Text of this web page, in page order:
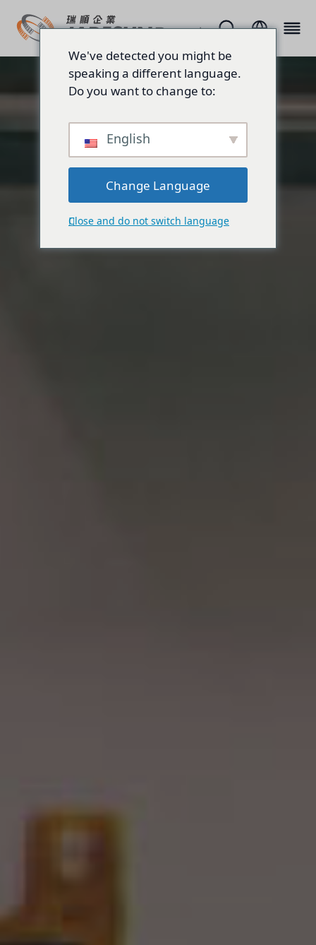
We've detected you might be
speaking a different language.
Do you want to change to:
English
Change Language
Close and do not switch language